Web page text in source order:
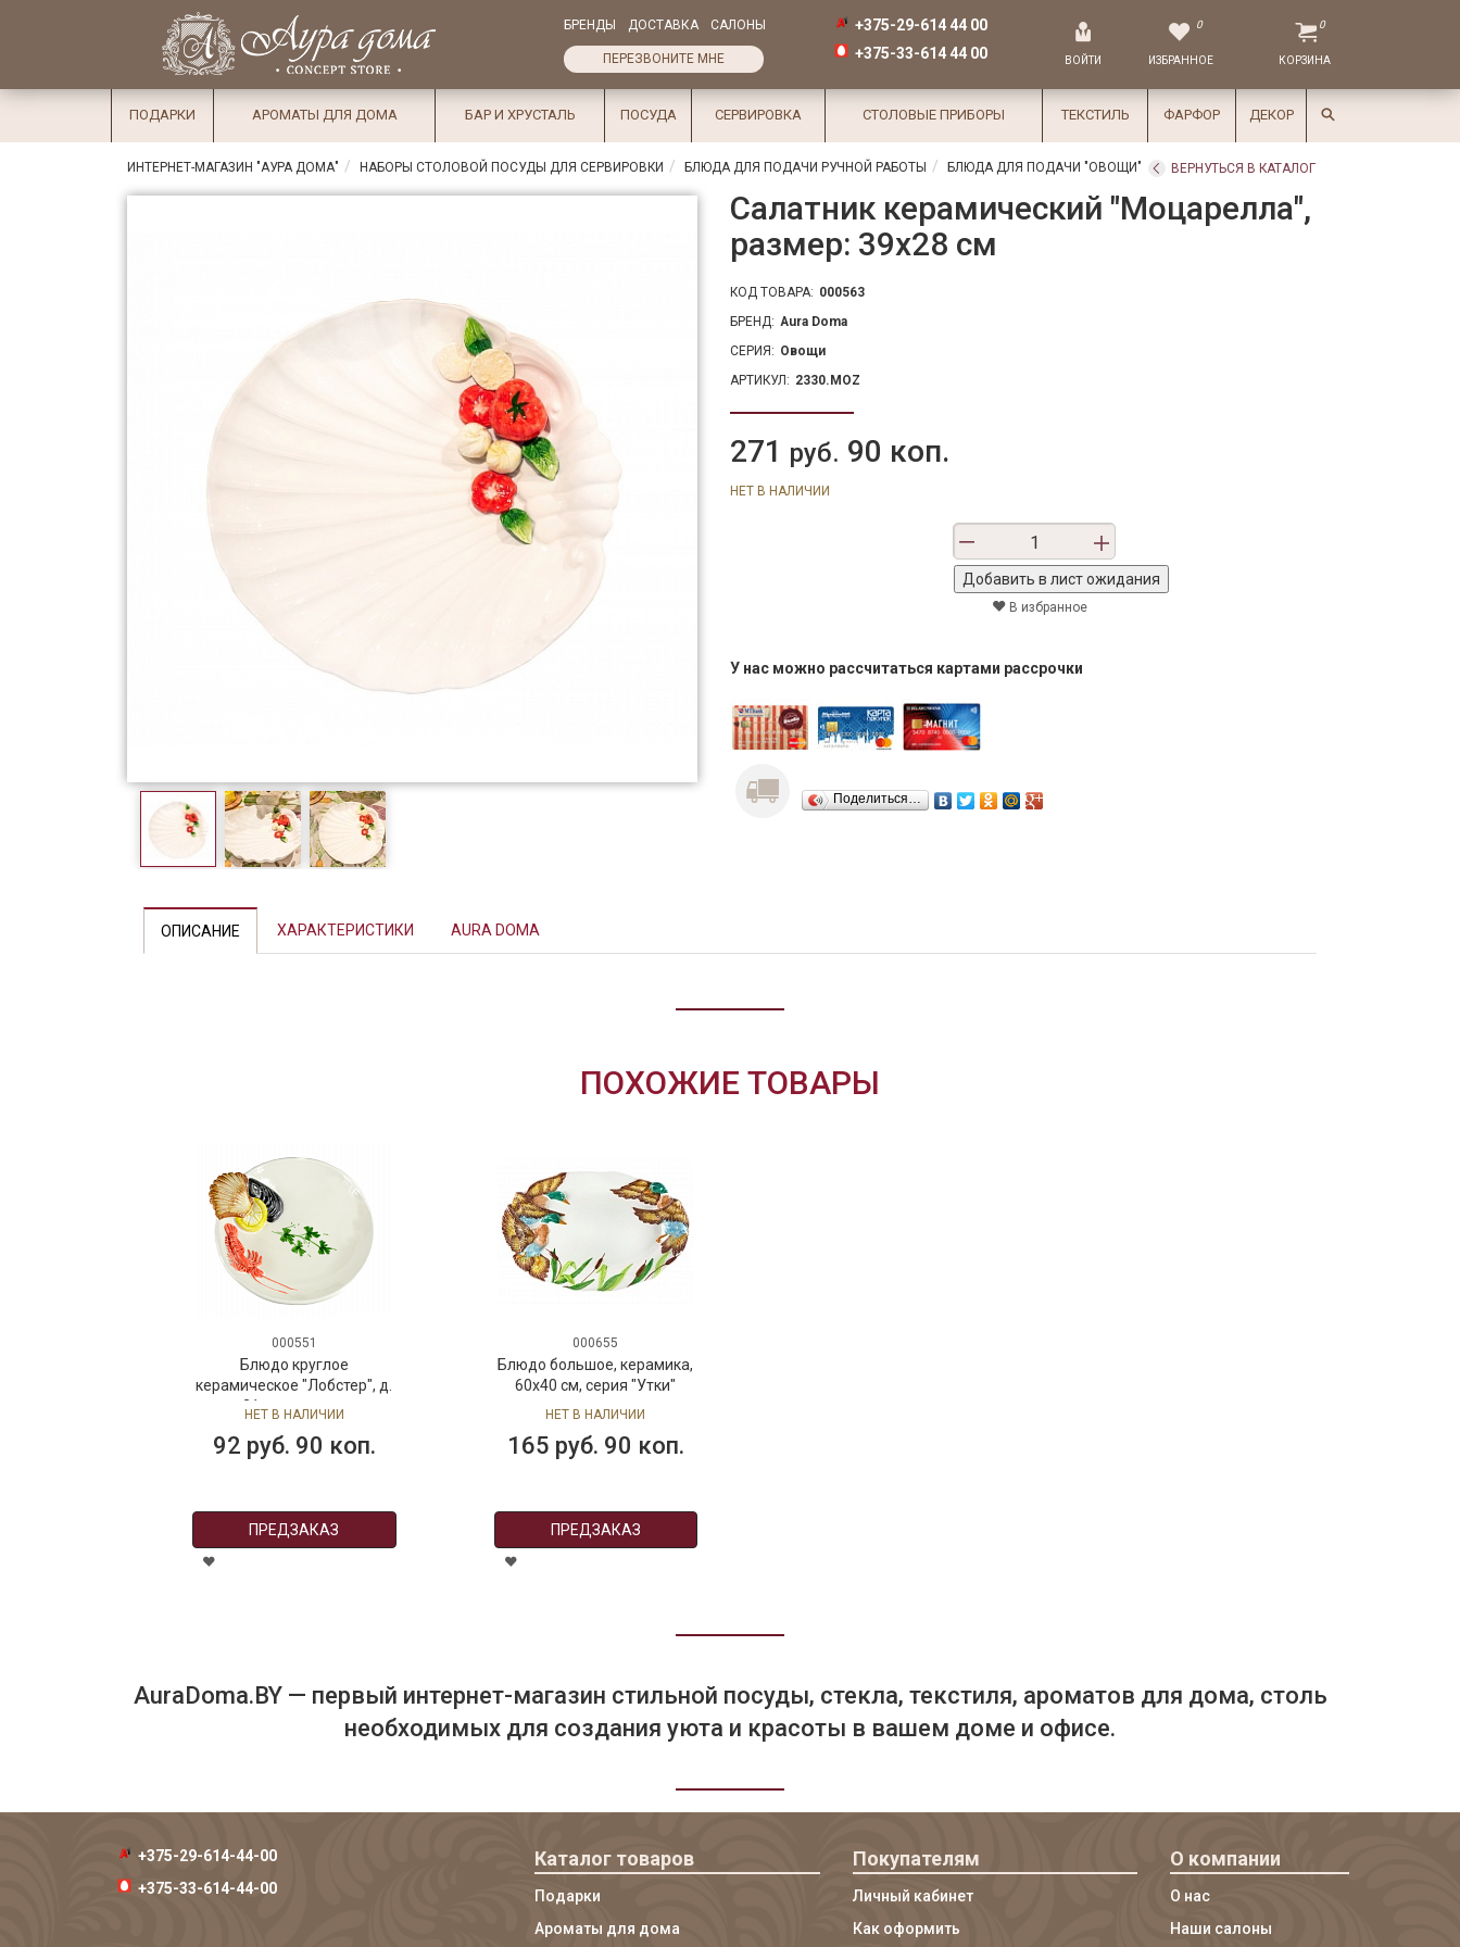
Избранное
×
СалоныДоставка
Оплата
Подарки
Ароматы
для дома
БРЕНДЫ ДОСТАВКА САЛОНЫ
ПЕРЕЗВОНИТЕ МНЕ
+375-29-614 44 00
+375-33-614 44 00
ВОЙТИ
0
ИЗБРАННОЕ
0
КОРЗИНА
ПОДАРКИ АРОМАТЫ ДЛЯ ДОМА БАР И ХРУСТАЛЬ ПОСУДА СЕРВИРОВКА СТОЛОВЫЕ ПРИБОРЫ ТЕКСТИЛЬ ФАРФОР ДЕКОР
ИНТЕРНЕТ-МАГАЗИН "АУРА ДОМА" НАБОРЫ СТОЛОВОЙ ПОСУДЫ ДЛЯ СЕРВИРОВКИ БЛЮДА ДЛЯ ПОДАЧИ РУЧНОЙ РАБОТЫ БЛЮДА ДЛЯ ПОДАЧИ "ОВОЩИ" ВЕРНУТЬСЯ В КАТАЛОГ
Салатник керамический "Моцарелла",
размер: 39х28 см
КОД ТОВАРА: 000563
БРЕНД: Aura Doma
СЕРИЯ: Овощи
АРТИКУЛ: 2330.MOZ
271 руб. 90 коп.
НЕТ В НАЛИЧИИ
В избранное
У нас можно рассчитаться картами рассрочки
Поделиться…
ОПИСАНИЕ ХАРАКТЕРИСТИКИ AURA DOMA
ПОХОЖИЕ ТОВАРЫ
000551
Блюдо круглое
керамическое "Лобстер", д.
21 см цветное
НЕТ В НАЛИЧИИ
92 руб. 90 коп.
ПРЕДЗАКАЗ
000655
Блюдо большое, керамика,
60x40 см, серия "Утки"
НЕТ В НАЛИЧИИ
165 руб. 90 коп.
ПРЕДЗАКАЗ
AuraDoma.BY — первый интернет-магазин стильной посуды, стекла, текстиля, ароматов для дома, столь
необходимых для создания уюта и красоты в вашем доме и офисе.
+375-29-614-44-00
+375-33-614-44-00
Каталог товаров
Подарки
Ароматы для дома
Покупателям
Личный кабинет
Как оформить
О компании
О нас
Наши салоны